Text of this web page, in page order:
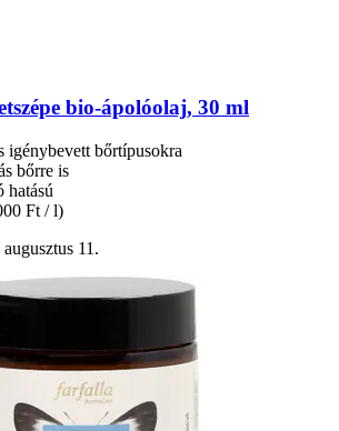
bio-​ápolóolaj, 30 ml
igénybevett bőrtípusokra
bőrre is
hatású
Ft / l)
11.